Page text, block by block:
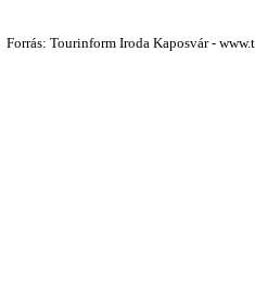
Forrás: Tourinform Iroda Kaposvár -